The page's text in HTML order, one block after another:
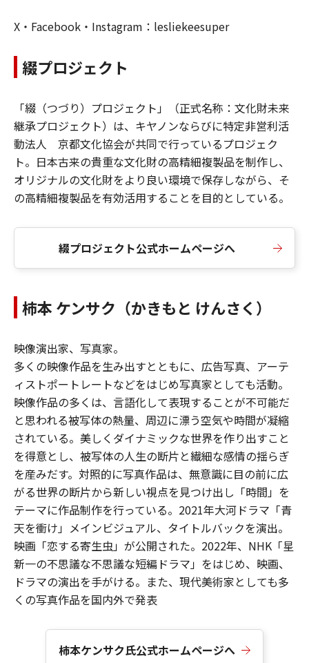
X・Facebook・Instagram：lesliekeesuper
綴プロジェクト
「綴（つづり）プロジェクト」（正式名称：文化財未来
継承プロジェクト）は、キヤノンならびに特定非営利活
動法人 京都文化協会が共同で行っているプロジェク
ト。日本古来の貴重な文化財の高精細複製品を制作し、
オリジナルの文化財をより良い環境で保存しながら、そ
の高精細複製品を有効活用することを目的としている。
綴プロジェクト公式ホームページへ
柿本 ケンサク（かきもと けんさく）
映像演出家、写真家。
多くの映像作品を生み出すとともに、広告写真、アーテ
ィストポートレートなどをはじめ写真家としても活動。
映像作品の多くは、言語化して表現することが不可能だ
と思われる被写体の熱量、周辺に漂う空気や時間が凝縮
されている。美しくダイナミックな世界を作り出すこと
を得意とし、被写体の人生の断片と繊細な感情の揺らぎ
を産みだす。対照的に写真作品は、無意識に目の前に広
がる世界の断片から新しい視点を見つけ出し「時間」を
テーマに作品制作を行っている。2021年大河ドラマ「青
天を衝け」メインビジュアル、タイトルバックを演出。
映画「恋する寄生虫」が公開された。2022年、NHK「星
新一の不思議な不思議な短編ドラマ」をはじめ、映画、
ドラマの演出を手がける。また、現代美術家としても多
くの写真作品を国内外で発表
柿本ケンサク氏公式ホームページへ